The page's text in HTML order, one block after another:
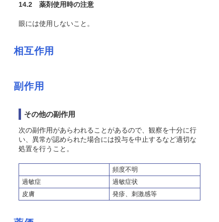
14.2 薬剤使用時の注意
眼には使用しないこと。
相互作用
副作用
その他の副作用
次の副作用があらわれることがあるので、観察を十分に行
い、異常が認められた場合には投与を中止するなど適切な
処置を行うこと。
頻度不明
過敏症
過敏症状
皮膚
発疹、刺激感等